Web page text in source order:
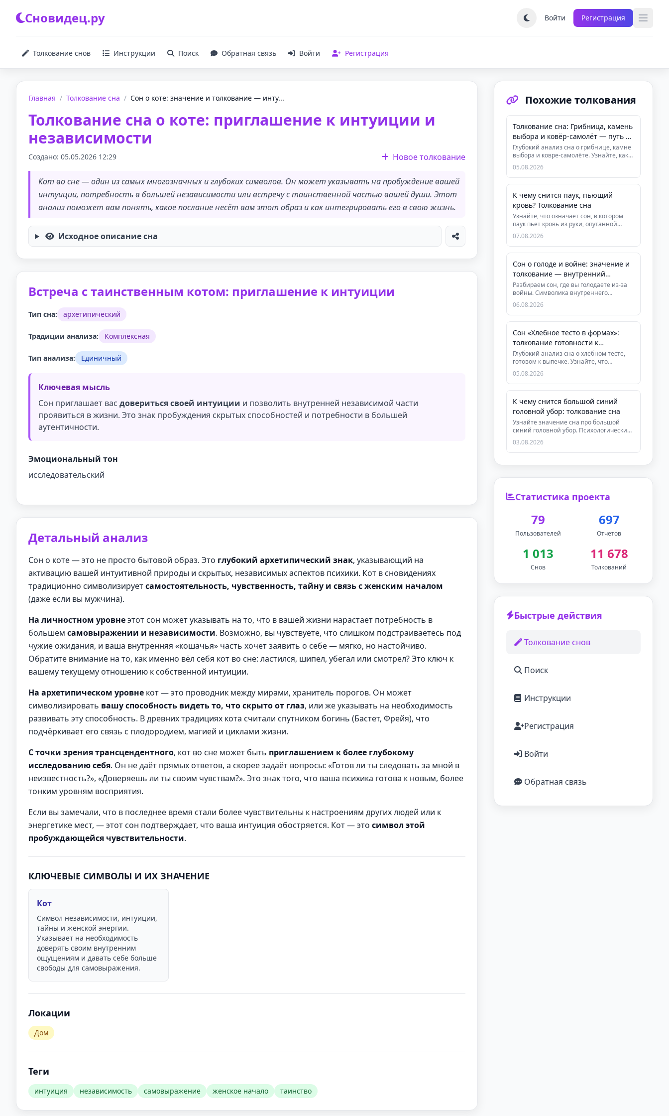
Сновидец.ру Войти Регистрация
Толкование снов Инструкции Поиск Обратная связь Войти Регистрация
Главная / Толкование сна / Сон о коте: значение и толкование — инту...
Толкование сна о коте: приглашение к интуиции и
независимости
Создано: 05.05.2026 12:29 Новое толкование
Кот во сне — один из самых многозначных и глубоких символов. Он может указывать на пробуждение вашей
интуиции, потребность в большей независимости или встречу с таинственной частью вашей души. Этот
анализ поможет вам понять, какое послание несёт вам этот образ и как интегрировать его в свою жизнь.
Исходное описание сна
Встреча с таинственным котом: приглашение к интуиции
Тип сна: архетипический
Традиции анализа: Комплексная
Тип анализа: Единичный
Ключевая мысль
Сон приглашает вас довериться своей интуиции и позволить внутренней независимой части
проявиться в жизни. Это знак пробуждения скрытых способностей и потребности в большей
аутентичности.
Эмоциональный тон
исследовательский
Детальный анализ
Сон о коте — это не просто бытовой образ. Это глубокий архетипический знак, указывающий на
активацию вашей интуитивной природы и скрытых, независимых аспектов психики. Кот в сновидениях
традиционно символизируетсамостоятельность, чувственность, тайну и связь с женским началом
(даже если вы мужчина).
На личностном уровнеэтот сон может указывать на то, что в вашей жизни нарастает потребность в
большем самовыражении и независимости. Возможно, вы чувствуете, что слишком подстраиваетесь под
чужие ожидания, и ваша внутренняя «кошачья» часть хочет заявить о себе — мягко, но настойчиво.
Обратите внимание на то, как именно вёл себя кот во сне: ластился, шипел, убегал или смотрел? Это ключ к
вашему текущему отношению к собственной интуиции.
На архетипическом уровне кот — это проводник между мирами, хранитель порогов. Он может
символизировать вашу способность видеть то, что скрыто от глаз, или же указывать на необходимость
развивать эту способность. В древних традициях кота считали спутником богинь (Бастет, Фрейя), что
подчёркивает его связь с плодородием, магией и циклами жизни.
С точки зрения трансцендентного, кот во сне может быть приглашением к более глубокому
исследованию себя. Он не даёт прямых ответов, а скорее задаёт вопросы: «Готов ли ты следовать за мной в
неизвестность?», «Доверяешь ли ты своим чувствам?». Это знак того, что ваша психика готова к новым, более
тонким уровням восприятия.
Если вы замечали, что в последнее время стали более чувствительны к настроениям других людей или к
энергетике мест, — этот сон подтверждает, что ваша интуиция обостряется. Кот — это символ этой
пробуждающейся чувствительности.
КЛЮЧЕВЫЕ СИМВОЛЫ И ИХ ЗНАЧЕНИЕ
Кот
Символ независимости, интуиции,
тайны и женской энергии.
Указывает на необходимость
доверять своим внутренним
ощущениям и давать себе больше
свободы для самовыражения.
Локации
Дом
Теги
интуиция независимость самовыражение женское начало таинство
Похожие толкования
Толкование сна: Грибница, камень
выбора и ковёр-самолёт — путь к
ответственности
Глубокий анализ сна о грибнице, камне
выбора и ковре-самолёте. Узнайте, как
этот сон связан с вашим ...
05.08.2026
К чему снится паук, пьющий
кровь? Толкование сна
Узнайте, что означает сон, в котором
паук пьет кровь из руки, опутанной
паутиной. Глубокий анализ си...
07.08.2026
Сон о голоде и войне: значение и
толкование — внутренний
конфликт и поиск рес...
Разбираем сон, где вы голодаете из-за
войны. Символика внутреннего
конфликта и истощения. Практическ...
06.08.2026
Сон «Хлебное тесто в формах»:
толкование готовности к
трансформации
Глубокий анализ сна о хлебном тесте,
готовом к выпечке. Узнайте, что
означает этот символ завершения...
05.08.2026
К чему снится большой синий
головной убор: толкование сна
Узнайте значение сна про большой
синий головной убор. Психологический
и духовный анализ символа, рек...
03.08.2026
Статистика проекта
79
Пользователей
697
Отчетов
1 013
Снов
11 678
Толкований
Быстрые действия
Толкование снов
Поиск
Инструкции
Регистрация
Войти
Обратная связь